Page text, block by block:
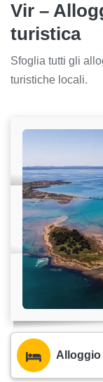
Vir –
turistica
Sfoglia tutti gli
turistiche locali.
Alloggio